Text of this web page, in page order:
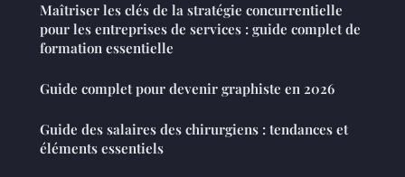
Maîtriser les clés de la stratégie concurrentielle
pour les entreprises de services : guide complet de
formation essentielle
Guide complet pour devenir graphiste en 2026
Guide des salaires des chirurgiens : tendances et
éléments essentiels